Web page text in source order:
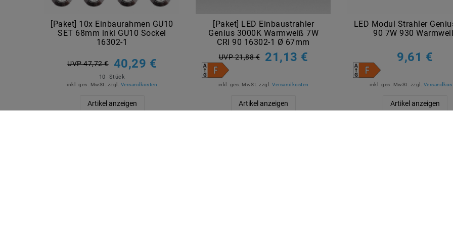
[Paket] 10x Einbaurahmen GU10
SET 68mm inkl GU10 Sockel
16302-1
UVP 47,72 € 40,29 €
10 Stück
inkl. ges. MwSt. zzgl. Versandkosten
Artikel anzeigen
[Paket] LED Einbaustrahler
Genius 3000K Warmweiß 7W
CRI 90 16302-1 Ø 67mm
UVP 21,88 € 21,13 €
inkl. ges. MwSt. zzgl.Versandkosten
Artikel anzeigen
LED Modul Strahler
90 7W 930
9,61 €
inkl. ges. MwSt. zzgl.
Artikel anzeigen